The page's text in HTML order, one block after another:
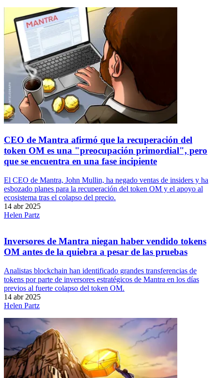
CEO de Mantra afirmó que la recuperación del
token OM es una "preocupación primordial", pero
que se encuentra en una fase incipiente
El CEO de Mantra, John Mullin, ha negado ventas de insiders y ha
esbozado planes para la recuperación del token OM y el apoyo al
ecosistema tras el colapso del precio.
14 abr 2025
Helen Partz
Inversores de Mantra niegan haber vendido tokens
OM antes de la quiebra a pesar de las pruebas
Analistas blockchain han identificado grandes transferencias de
tokens por parte de inversores estratégicos de Mantra en los días
previos al fuerte colapso del token OM.
14 abr 2025
Helen Partz